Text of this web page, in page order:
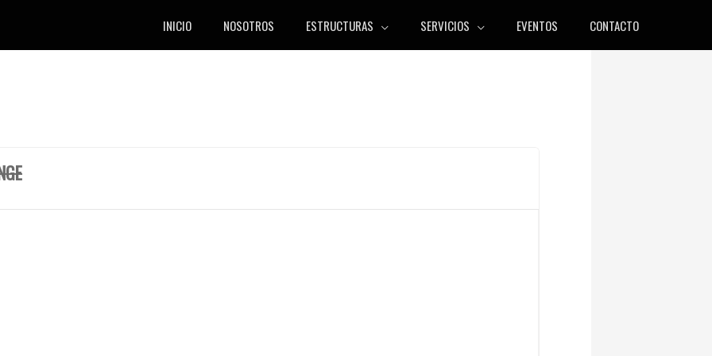
INICIO NOSOTROS ESTRUCTURAS SERVICIOS EVENTOS CONTACTO